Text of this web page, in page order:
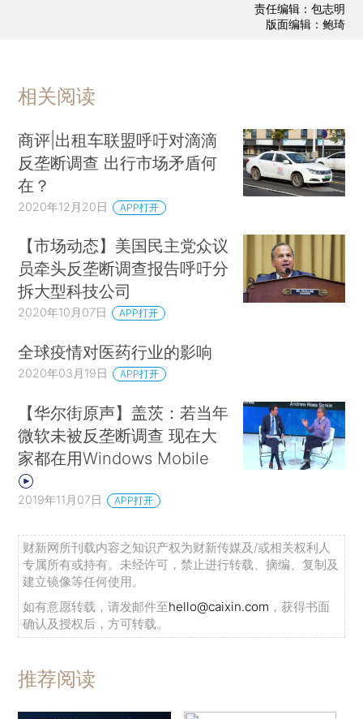
责任编辑：包志明
版面编辑：鲍琦
相关阅读
商评|出租车联盟呼吁对滴滴
反垄断调查 出行市场矛盾何
在？
2020年12月20日 APP打开
【市场动态】美国民主党众议
员牵头反垄断调查报告呼吁分
拆大型科技公司
2020年10月07日 APP打开
全球疫情对医药行业的影响
2020年03月19日 APP打开
【华尔街原声】盖茨：若当年
微软未被反垄断调查 现在大
家都在用Windows Mobile
2019年11月07日 APP打开
财新网所刊载内容之知识产权为财新传媒及/或相关权利人
专属所有或持有。未经许可，禁止进行转载、摘编、复制及
建立镜像等任何使用。
如有意愿转载，请发邮件至hello@caixin.com ，获得书面
确认及授权后，方可转载。
推荐阅读